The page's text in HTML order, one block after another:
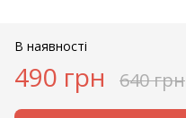
В наявності
490 грн 640 грн